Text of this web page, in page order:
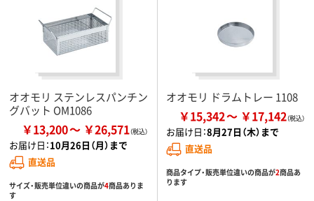
オオモリ ステンレスパンチン
グバット OM1086
￥13,200 ￥26,571
お届け日：10月26日（月）まで
直送品
サイズ・販売単位違いの商品が4商品ありま
す
オオモリ ドラムトレー 1108
￥15,342 ￥17,142
お届け日：8月27日（木）まで
直送品
商品タイプ・販売単位違いの商品が2商品あ
ります